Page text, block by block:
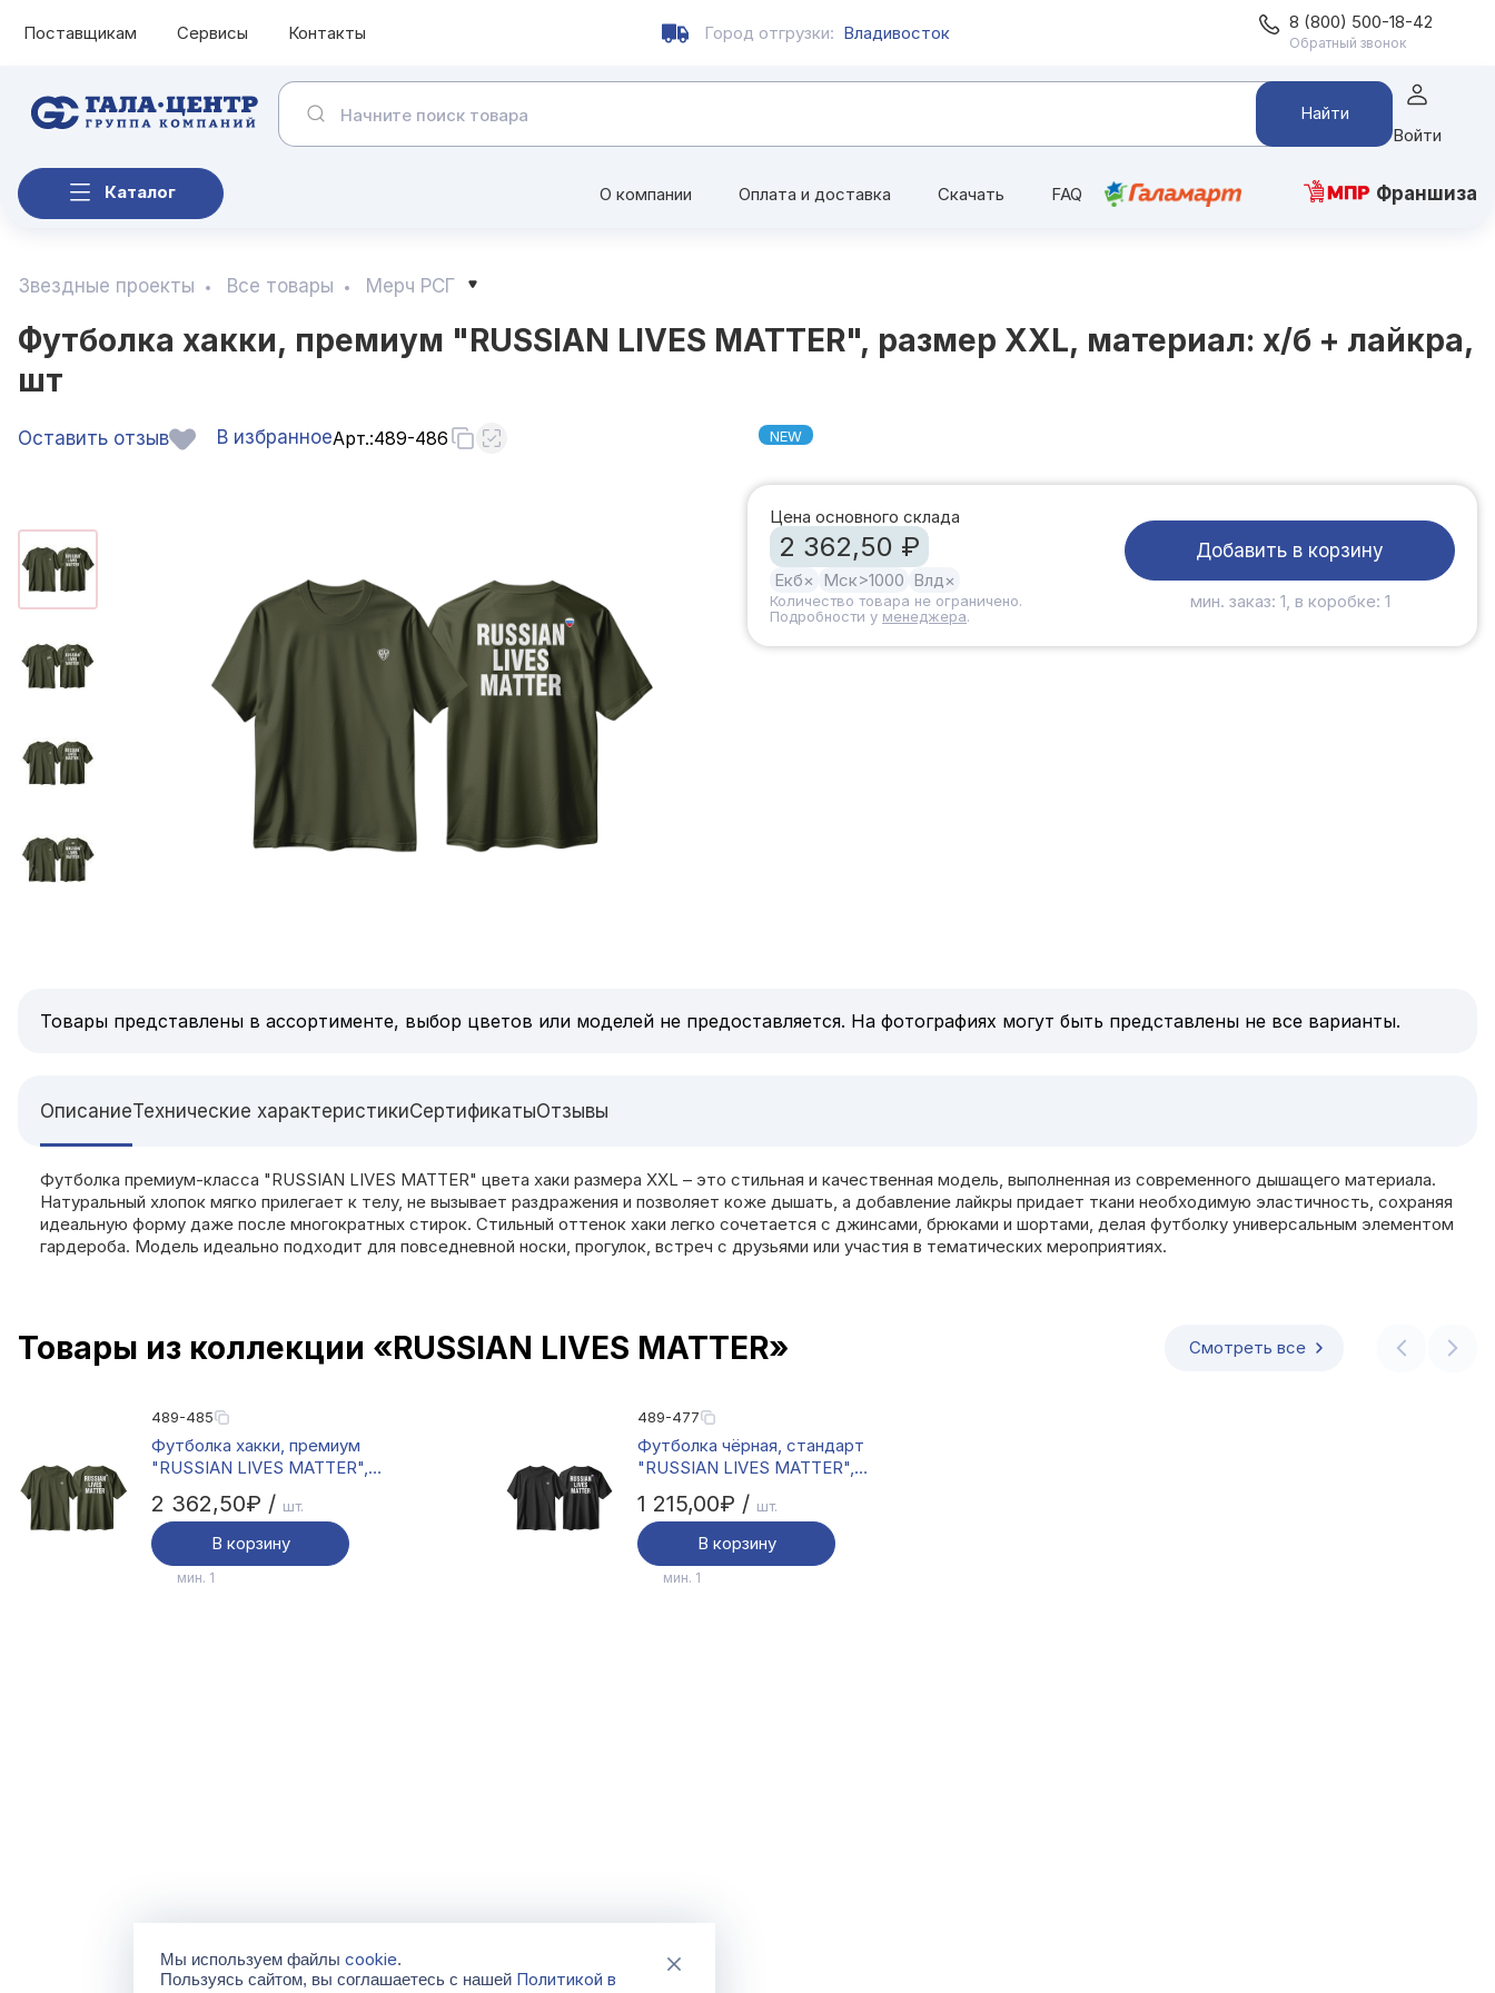
Поставщикам Сервисы Контакты Город отгрузки: Владивосток 8 (800) 500-18-42
Обратный звонок
Найти
Войти
Каталог О компании Оплата и доставка Скачать FAQ Франшиза
Звездные проекты Все товары Мерч РСГ
Футболка хакки, премиум "RUSSIAN LIVES MATTER", размер XXL, материал: х/б + лайкра,
шт
Оставить отзыв В избранноеАрт.:489-486 NEW
Цена основного склада
2 362,50 ₽
Екб× Мск>1000 Влд×
Количество товара не ограничено.
Подробности у менеджера.
Добавить в корзину
мин. заказ: 1, в коробке: 1
Товары представлены в ассортименте, выбор цветов или моделей не предоставляется. На фотографиях могут быть представлены не все варианты.
ОписаниеТехнические характеристикиСертификатыОтзывы
Футболка премиум-класса "RUSSIAN LIVES MATTER" цвета хаки размера XXL – это стильная и качественная модель, выполненная из современного дышащего материала.
Натуральный хлопок мягко прилегает к телу, не вызывает раздражения и позволяет коже дышать, а добавление лайкры придает ткани необходимую эластичность, сохраняя
идеальную форму даже после многократных стирок. Стильный оттенок хаки легко сочетается с джинсами, брюками и шортами, делая футболку универсальным элементом
гардероба. Модель идеально подходит для повседневной носки, прогулок, встреч с друзьями или участия в тематических мероприятиях.
Товары из коллекции «RUSSIAN LIVES MATTER» Смотреть все
489-485
Футболка хакки, премиум
"RUSSIAN LIVES MATTER",
размер XL, материал: х/б +
лайкра, шт
2 362,50₽ / шт.
В корзину
мин. 1
489-477
Футболка чёрная, стандарт
"RUSSIAN LIVES MATTER",
размер 2XL, материал: 100 %
х/б.
1 215,00₽ / шт.
В корзину
мин. 1
Мы используем файлы cookie.
Пользуясь сайтом, вы соглашаетесь с нашей Политикой в